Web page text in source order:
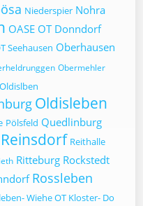
Niederspier Nohra
OASE OT Donndorf
Seehausen Oberhausen
Obermehler
Oldislben
Oldisleben
Pölsfeld Quedlinburg
Reinsdorf Reithalle
Ritteburg Rockstedt
Rossleben
Wiehe OT Kloster- Do